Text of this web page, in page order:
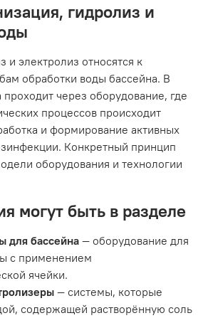
гидролиз и
и электролиз относятся к
обработки воды бассейна. В
проходит через оборудование, где
процессов происходит
и формирование активных
Конкретный принцип
оборудования и технологии
могут быть в разделе
для бассейна — оборудование для
с применением
ячейки.
— системы, которые
содержащей растворённую соль